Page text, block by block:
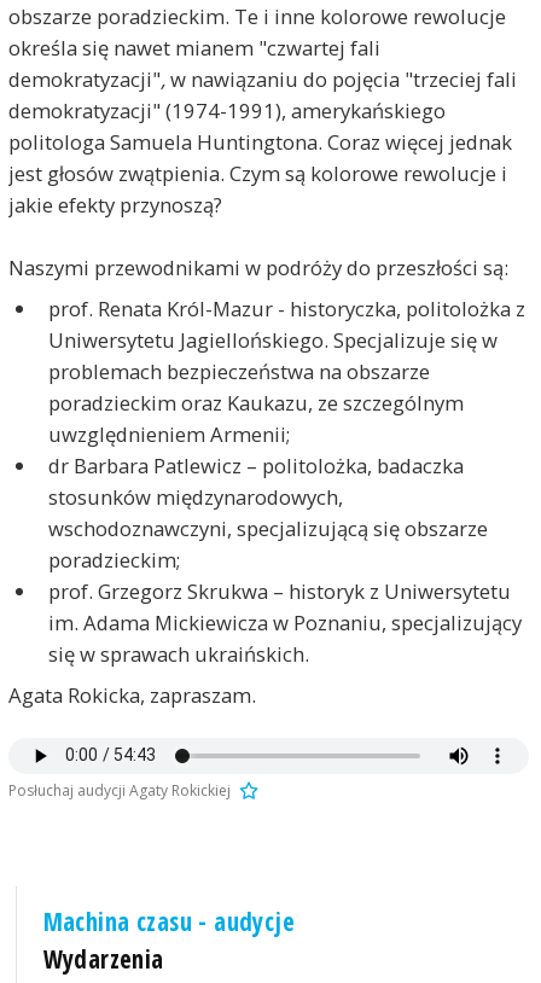
obszarze poradzieckim. Te i inne kolorowe rewolucje
określa się nawet mianem "czwartej fali
demokratyzacji",w nawiązaniu do pojęcia "trzeciej fali
demokratyzacji" (1974-1991), amerykańskiego
politologa Samuela Huntingtona. Coraz więcej jednak
jest głosów zwątpienia. Czym są kolorowe rewolucje i
jakie efekty przynoszą?
Naszymi przewodnikami w podróży do przeszłości są:
prof. Renata Król-Mazur - historyczka, politolożka z
Uniwersytetu Jagiellońskiego. Specjalizuje się w
problemach bezpieczeństwa na obszarze
poradzieckim oraz Kaukazu, ze szczególnym
uwzględnieniem Armenii;
dr Barbara Patlewicz – politolożka, badaczka
stosunków międzynarodowych,
wschodoznawczyni, specjalizującą się obszarze
poradzieckim;
prof. Grzegorz Skrukwa – historyk z Uniwersytetu
im. Adama Mickiewicza w Poznaniu, specjalizujący
się w sprawach ukraińskich.
Agata Rokicka, zapraszam.
Posłuchaj audycji Agaty Rokickiej
Machina czasu - audycje
Wydarzenia